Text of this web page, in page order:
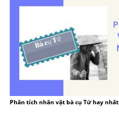
Phân tích nhân vật bà cụ Tứ hay nhất